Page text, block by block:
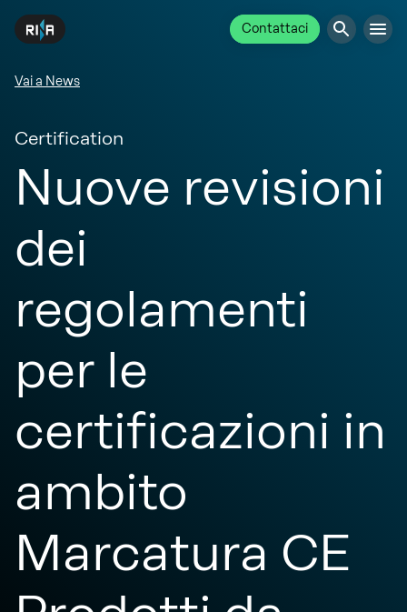
Contattaci
Vai a News
Certification
Nuove revisioni
dei
regolamenti
per le
certificazioni in
ambito
Marcatura CE